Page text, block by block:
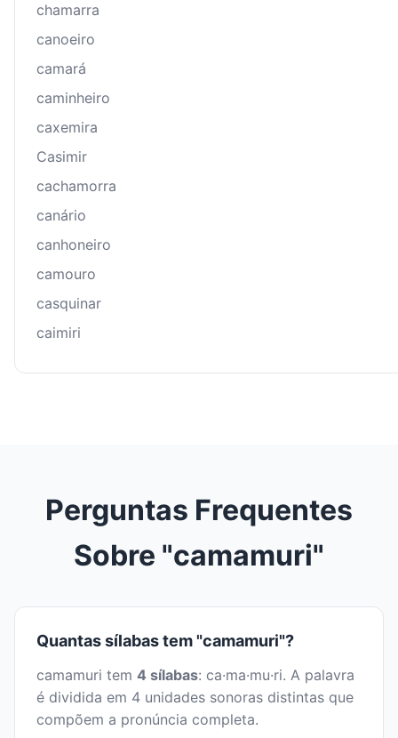
chamarra
canoeiro
camará
caminheiro
caxemira
Casimir
cachamorra
canário
canhoneiro
camouro
casquinar
caimiri
Perguntas Frequentes
Sobre "camamuri"
Quantas sílabas tem "camamuri"?
camamuri tem 4 sílabas: ca·ma·mu·ri. A palavra
é dividida em 4 unidades sonoras distintas que
compõem a pronúncia completa.